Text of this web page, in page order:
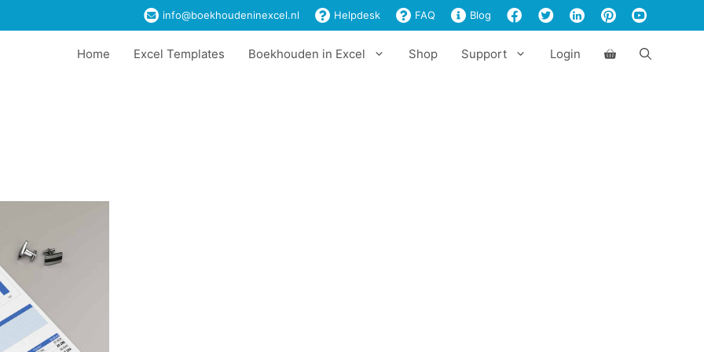
info@boekhoudeninexcel.nl Helpdesk FAQ Blog
Home Excel Templates Boekhouden in Excel Shop Support Login